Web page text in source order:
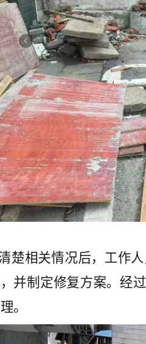
楚相关情况后，工作
并制定修复方案。经过
。